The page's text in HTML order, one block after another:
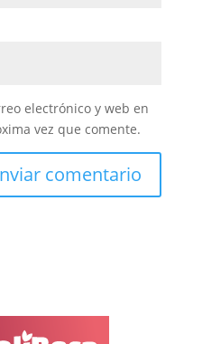
electrónico y web en
vez que comente.